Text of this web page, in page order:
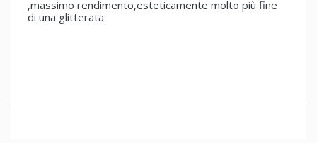
,massimo rendimento,esteticamente molto più fine
di una glitterata